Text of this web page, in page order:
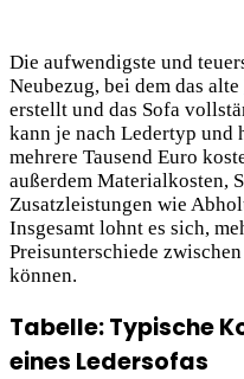
Die aufwendigste und
Neubezug, bei dem das alte
erstellt und das Sofa
kann je nach Ledertyp
mehrere Tausend Euro
außerdem Materialkosten,
Zusatzleistungen wie
Insgesamt lohnt es sich,
Preisunterschiede
können.
Tabelle: Typische
eines Ledersofas